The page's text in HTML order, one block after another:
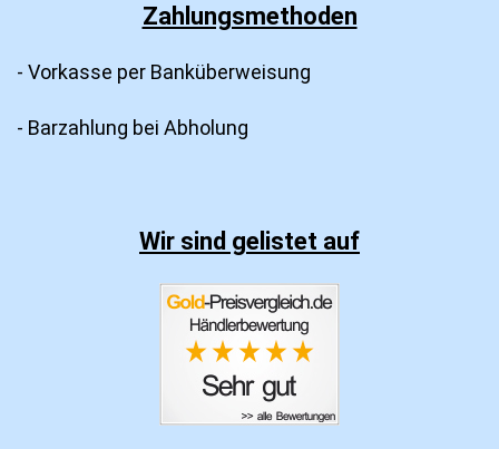
Zahlungsmethoden
- Vorkasse per Banküberweisung
- Barzahlung bei Abholung
Wir sind gelistet auf